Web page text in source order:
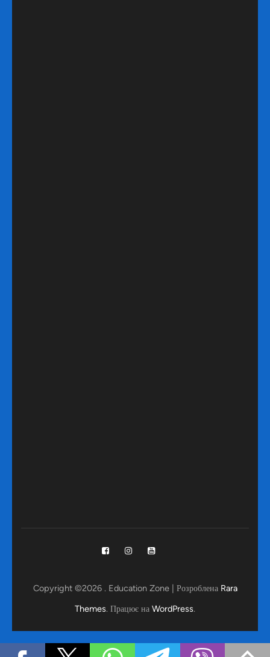
Copyright ©2026 . Education Zone | Розроблена Rara
Themes. Працює на WordPress.